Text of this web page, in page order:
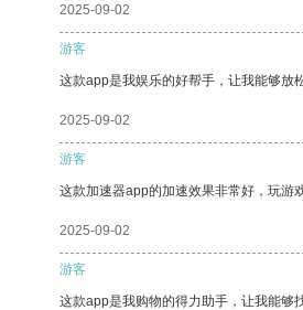
2025-09-02
游客
这款app是我娱乐的好帮手，让我能够放
2025-09-02
游客
这款加速器app的加速效果非常好，玩游
2025-09-02
游客
这款app是我购物的得力助手，让我能够